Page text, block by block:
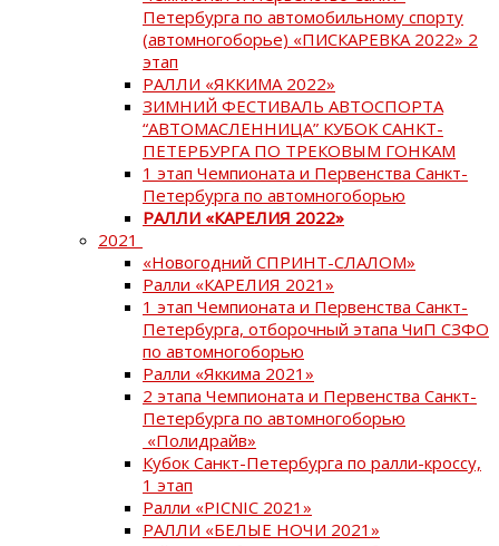
Петербурга по автомобильному спорту
(автомногоборье) «ПИСКАРЕВКА 2022» 2
этап
РАЛЛИ «ЯККИМА 2022»
ЗИМНИЙ ФЕСТИВАЛЬ АВТОСПОРТА
“АВТОМАСЛЕННИЦА” КУБОК САНКТ-
ПЕТЕРБУРГА ПО ТРЕКОВЫМ ГОНКАМ
1 этап Чемпионата и Первенства Санкт-
Петербурга по автомногоборью
РАЛЛИ «КАРЕЛИЯ 2022»
2021
«Новогодний СПРИНТ-СЛАЛОМ»
Ралли «КАРЕЛИЯ 2021»
1 этап Чемпионата и Первенства Санкт-
Петербурга, отборочный этапа ЧиП СЗФО
по автомногоборью
Ралли «Яккима 2021»
2 этапа Чемпионата и Первенства Санкт-
Петербурга по автомногоборью
«Полидрайв»
Кубок Санкт-Петербурга по ралли-кроссу,
1 этап
Ралли «PICNIC 2021»
РАЛЛИ «БЕЛЫЕ НОЧИ 2021»